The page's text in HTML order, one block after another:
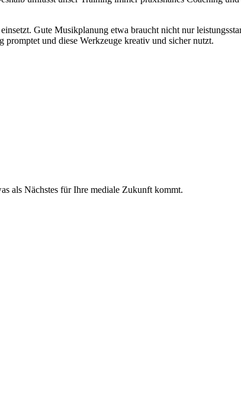
Gute Musikplanung etwa braucht nicht nur
und diese Werkzeuge kreativ und sicher nutzt.
als Nächstes für Ihre mediale Zukunft kommt.